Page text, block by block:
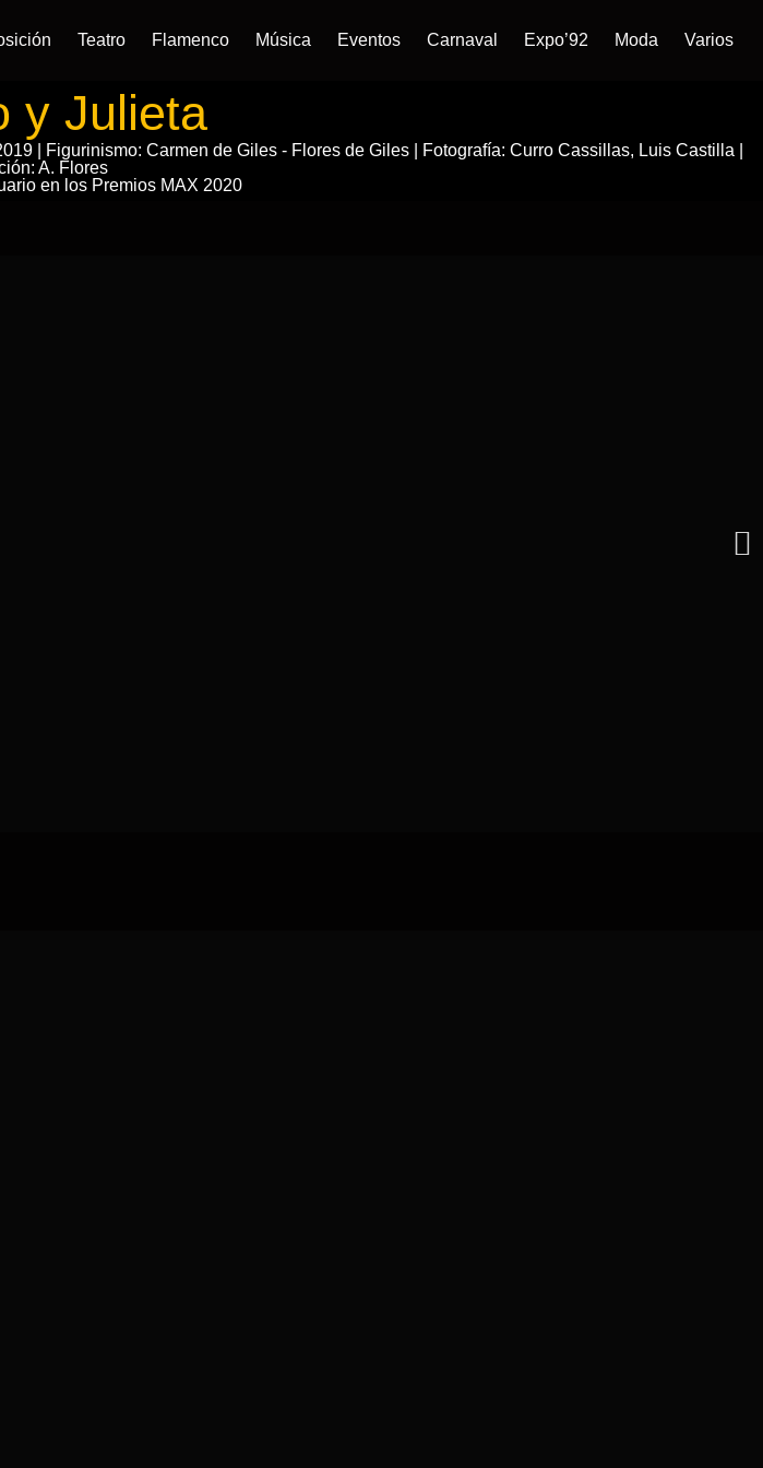
Teatro Flamenco Música Eventos Carnaval Expo’92 Moda Varios
y Julieta
| Figurinismo: Carmen de Giles - Flores de Giles | Fotografía: Curro Cassillas, Luis Castilla |
A. Flores
en los Premios MAX 2020